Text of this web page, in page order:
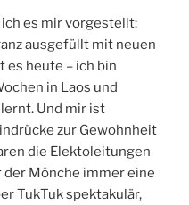
es mir vorgestellt:
ausgefüllt mit neuen
es heute – ich bin
in Laos und
Und mir ist
zur Gewohnheit
die Elektoleitungen
der Mönche immer eine
TukTuk spektakulär,